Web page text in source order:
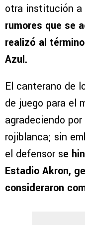
otra institución a
rumores que se
realizó al
Azul.
El canterano de
de juego para el
agradeciendo
rojiblanca; sin
el defensor se
Estadio Akron,
consideraron